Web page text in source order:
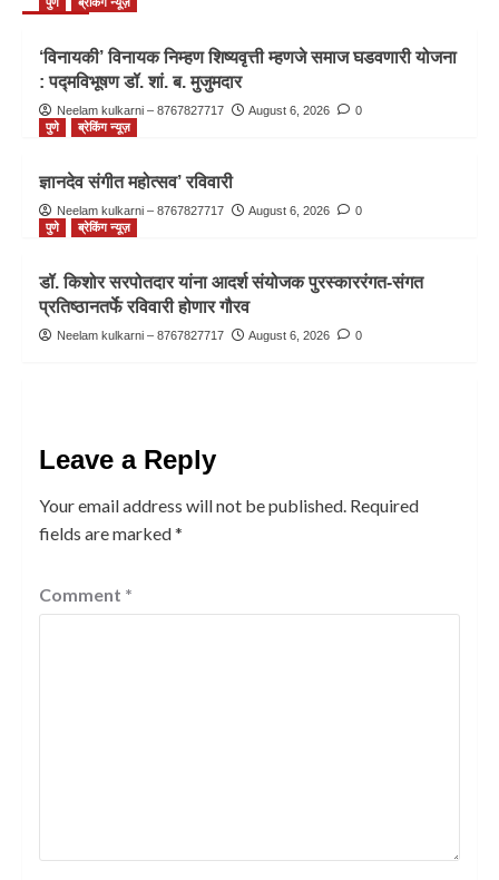
‘विनायकी’ विनायक निम्हण शिष्यवृत्ती म्हणजे समाज घडवणारी योजना
: पद्मविभूषण डॉ. शां. ब. मुजुमदार
Neelam kulkarni – 8767827717 August 6, 2026
0
पुणे
ब्रेकिंग न्यूज़
ज्ञानदेव संगीत महोत्सव’ रविवारी
Neelam kulkarni – 8767827717 August 6, 2026
0
पुणे
ब्रेकिंग न्यूज़
डॉ. किशोर सरपोतदार यांना आदर्श संयोजक पुरस्काररंगत-संगत
प्रतिष्ठानतर्फे रविवारी होणार गौरव
Neelam kulkarni – 8767827717 August 6, 2026 0
Leave a Reply
Your email address will not be published. Required
fields are marked*
Comment *